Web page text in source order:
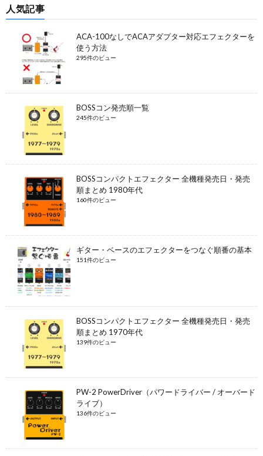
人気記事
ACA-100なしでACAアダプター対応エフェクターを
使う方法
295件のビュー
BOSSコン発売順一覧
245件のビュー
BOSSコンパクトエフェクター 全機種発売日・発売
順まとめ 1980年代
160件のビュー
ギター・ベースのエフェクターをつなぐ順番の基本
151件のビュー
BOSSコンパクトエフェクター 全機種発売日・発売
順まとめ 1970年代
139件のビュー
PW-2 PowerDriver（パワードライバー / オーバード
ライブ）
136件のビュー